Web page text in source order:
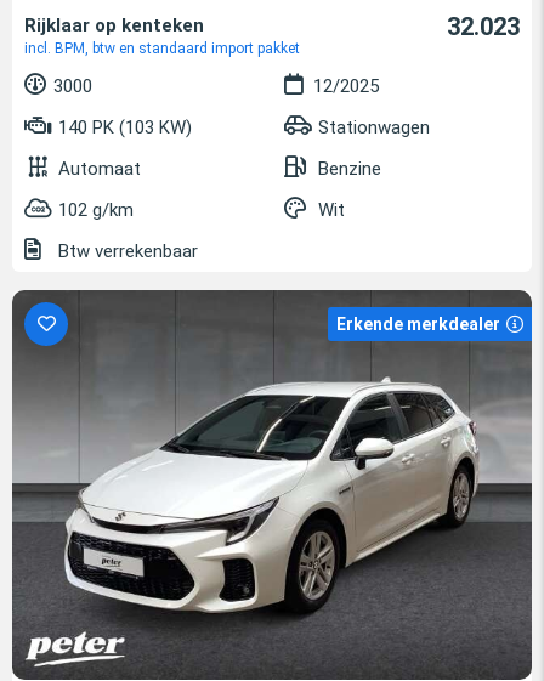
Rijklaar op kenteken
incl. BPM, btw en standaard import pakket
32.023
3000
12/2025
140 PK (103 KW)
Stationwagen
Automaat
Benzine
102 g/km
Wit
Btw verrekenbaar
Erkende merkdealer